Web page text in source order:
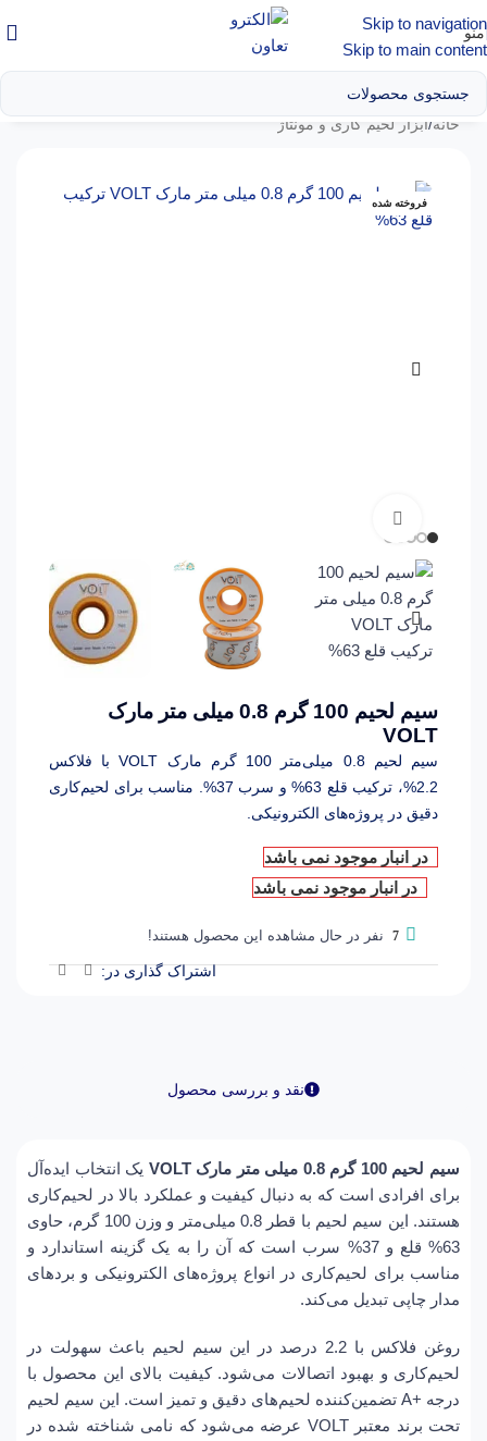
Skip to navigation
Skip to main content
منو
خانه/ابزار لحیم کاری و مونتاژ
فروخته شده
سیم لحیم 100 گرم 0.8 میلی متر مارک
VOLT
سیم لحیم 0.8 میلی‌متر 100 گرم مارک VOLT با فلاکس
2.2%، ترکیب قلع 63% و سرب 37%. مناسب برای لحیم‌کاری
دقیق در پروژه‌های الکترونیکی.
در انبار موجود نمی باشد
در انبار موجود نمی باشد
7 نفر در حال مشاهده این محصول هستند!
اشتراک گذاری در:
نقد و بررسی محصول
سیم لحیم 100 گرم 0.8 میلی متر مارک VOLT
یک انتخاب ایده‌آل
برای افرادی است که به دنبال کیفیت و عملکرد بالا در لحیم‌کاری
هستند. این سیم لحیم با قطر 0.8 میلی‌متر و وزن 100 گرم، حاوی
63% قلع و 37% سرب است که آن را به یک گزینه استاندارد و
مناسب برای لحیم‌کاری در انواع پروژه‌های الکترونیکی و بردهای
مدار چاپی تبدیل می‌کند.
روغن فلاکس با 2.2 درصد در این سیم لحیم باعث سهولت در
لحیم‌کاری و بهبود اتصالات می‌شود. کیفیت بالای این محصول با
درجه +A تضمین‌کننده لحیم‌های دقیق و تمیز است. این سیم لحیم
تحت برند معتبر VOLT عرضه می‌شود که نامی شناخته شده در